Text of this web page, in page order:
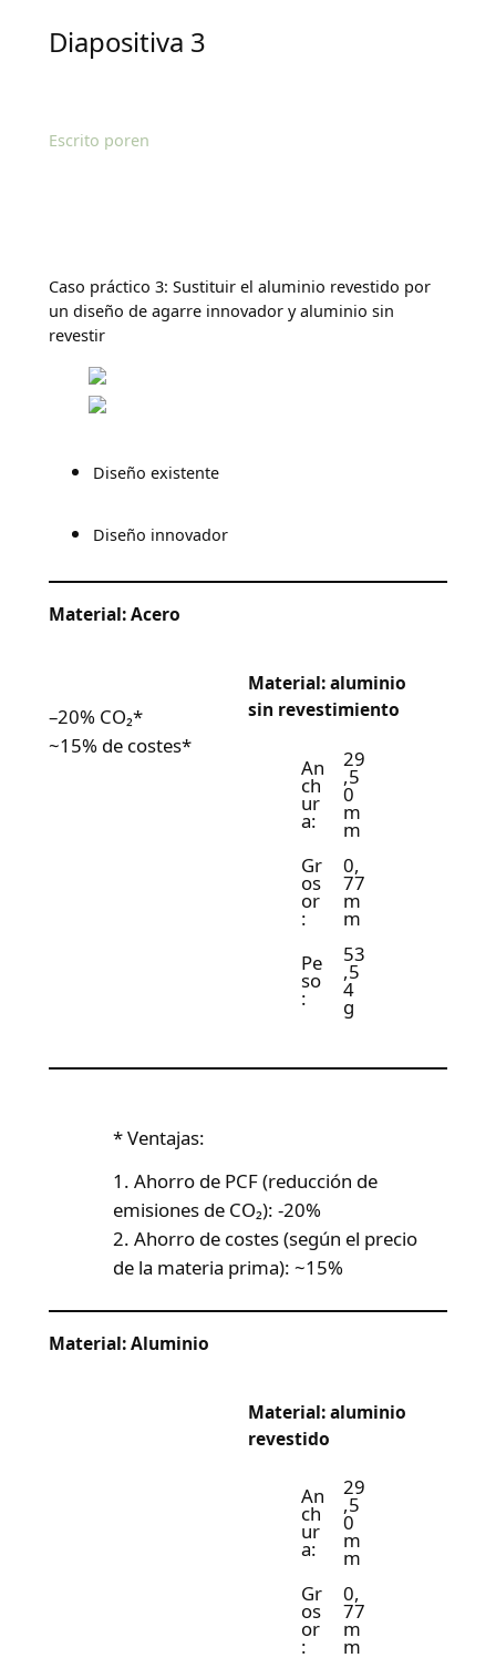
Diapositiva 3
Escrito poren
Caso práctico 3: Sustituir el aluminio revestido por
un diseño de agarre innovador y aluminio sin
revestir
Diseño existente
Diseño innovador
Material: Acero
–20% CO₂*
~15% de costes*
Material: aluminio
sin revestimiento
An
ch
ur
a:
29
,5
0
m
m
Gr
os
or
:
0,
77
m
m
Pe
so
:
53
,5
4
g
* Ventajas:
1. Ahorro de PCF (reducción de
emisiones de CO₂): -20%
2. Ahorro de costes (según el precio
de la materia prima): ~15%
Material: Aluminio
Material: aluminio
revestido
An
ch
ur
a:
29
,5
0
m
m
Gr
os
or
:
0,
77
m
m